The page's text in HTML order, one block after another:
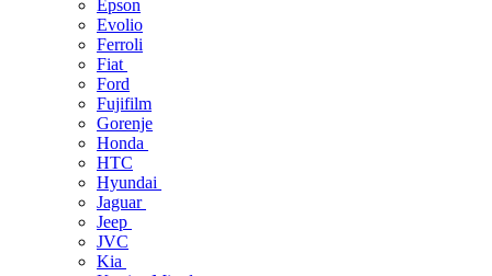
Epson
Evolio
Ferroli
Fiat
Ford
Fujifilm
Gorenje
Honda
HTC
Hyundai
Jaguar
Jeep
JVC
Kia